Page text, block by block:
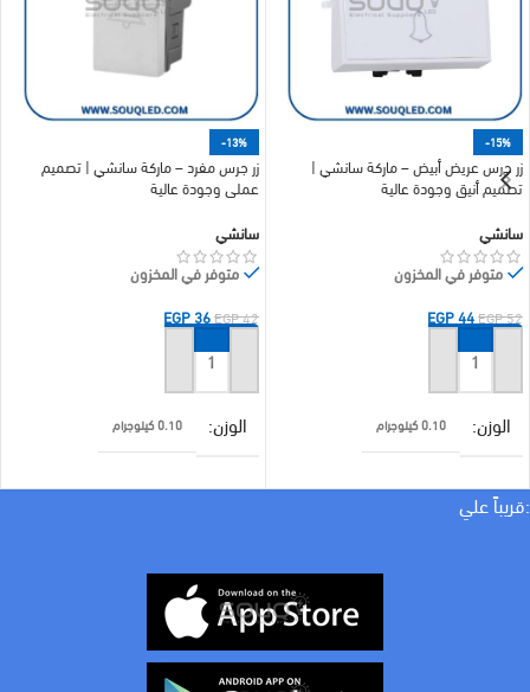
-15%
زر جرس عريض أبيض – ماركة سانشي |
تصميم أنيق وجودة عالية
سانشي
متوفر في المخزون
EGP52
EGP44
إضافة إلى السلة
الوزن 0.10 كيلوجرام
براند سانشي
-13%
زر جرس مفرد – ماركة سانشي | تصميم
عملي وجودة عالية
سانشي
متوفر في المخزون
EGP42
EGP36
إضافة إلى السلة
الوزن 0.10 كيلوجرام
براند سانشي :قريباً علي